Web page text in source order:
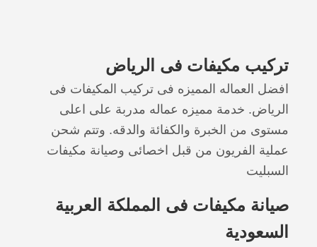
تركيب مكيفات فى الرياض
افضل العماله المميزه فى تركيب المكيفات فى
الرياض. خدمة مميزه عماله مدربة على اعلى
مستوى من الخبرة والكفائة والدقه. وتتم شحن
عملية الفريون من قبل اخصائى وصيانة مكيفات
السبليت
صيانة مكيفات فى المملكة العربية
السعودية